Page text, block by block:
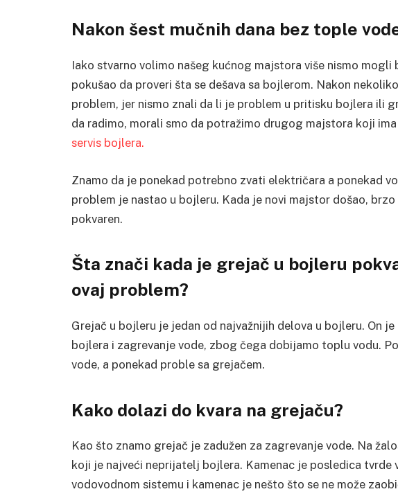
Nakon šest mučnih dana bez tople
Iako stvarno volimo našeg kućnog majstora više nismo mogli
pokušao da proveri šta se dešava sa bojlerom. Nakon
problem, jer nismo znali da li je problem u pritisku bojlera ili
da radimo, morali smo da potražimo drugog majstora koji
servis bojlera.
Znamo da je ponekad potrebno zvati električara a ponekad
problem je nastao u bojleru. Kada je novi majstor došao,
pokvaren.
Šta znači kada je grejač u bojleru
ovaj problem?
Grejač u bojleru je jedan od najvažnijih delova u bojleru. On
bojlera i zagrevanje vode, zbog čega dobijamo toplu vodu.
vode, a ponekad proble sa grejačem.
Kako dolazi do kvara na grejaču?
Kao što znamo grejač je zadužen za zagrevanje vode. Na
koji je najveći neprijatelj bojlera. Kamenac je posledica tvrde
vodovodnom sistemu i kamenac je nešto što se ne može